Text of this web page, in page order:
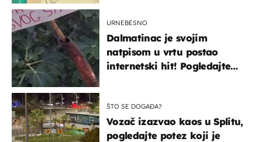
URNEBESNO
Dalmatinac je svojim
natpisom u vrtu postao
internetski hit! Pogledajte
ŠTO SE DOGAĐA?
Vozač izazvao kaos u Splitu,
pogledajte potez koji je